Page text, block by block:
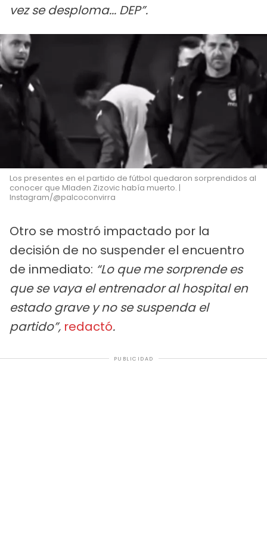
vez se desploma... DEP”.
Los presentes en el partido de fútbol quedaron sorprendidos al
conocer que Mladen Zizovic había muerto. |
Instagram/@palcoconvirra
Otro se mostró impactado por la
decisión de no suspender el encuentro
de inmediato: “Lo que me sorprende es
que se vaya el entrenador al hospital en
estado grave y no se suspenda el
partido”, redactó.
PUBLICIDAD